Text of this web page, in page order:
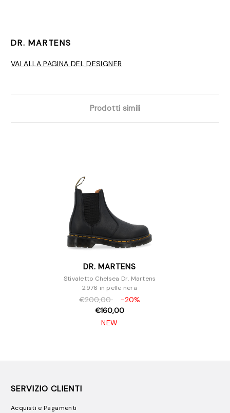
DR. MARTENS
VAI ALLA PAGINA DEL DESIGNER
Prodotti simili
DR. MARTENS
Stivaletto Chelsea Dr. Martens
2976 in pelle nera
€200,00
-20%
€160,00
NEW
SERVIZIO CLIENTI
Acquisti e Pagamenti